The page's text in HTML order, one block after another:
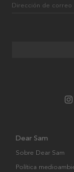
Dirección de correo
Dear Sam
Sobre Dear Sam
Política